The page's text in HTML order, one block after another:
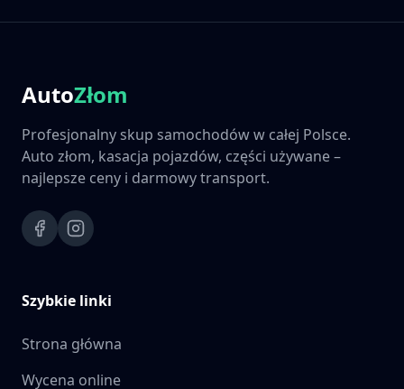
AutoZłom
Profesjonalny skup samochodów w całej Polsce.
Auto złom, kasacja pojazdów, części używane –
najlepsze ceny i darmowy transport.
Szybkie linki
Strona główna
Wycena online